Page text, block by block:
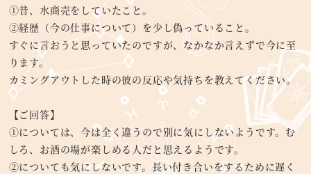
①昔、水商売をしていたこと。
②経歴（今の仕事について）を少し偽っていること。
すぐに言おうと思っていたのですが、なかなか言えずで今に至
ります。
カミングアウトした時の彼の反応や気持ちを教えてください。
【ご回答】
①については、今は全く違うので別に気にしないようです。む
しろ、お酒の場が楽しめる人だと思えるようです。
②についても気にしないです。長い付き合いをするために遅く